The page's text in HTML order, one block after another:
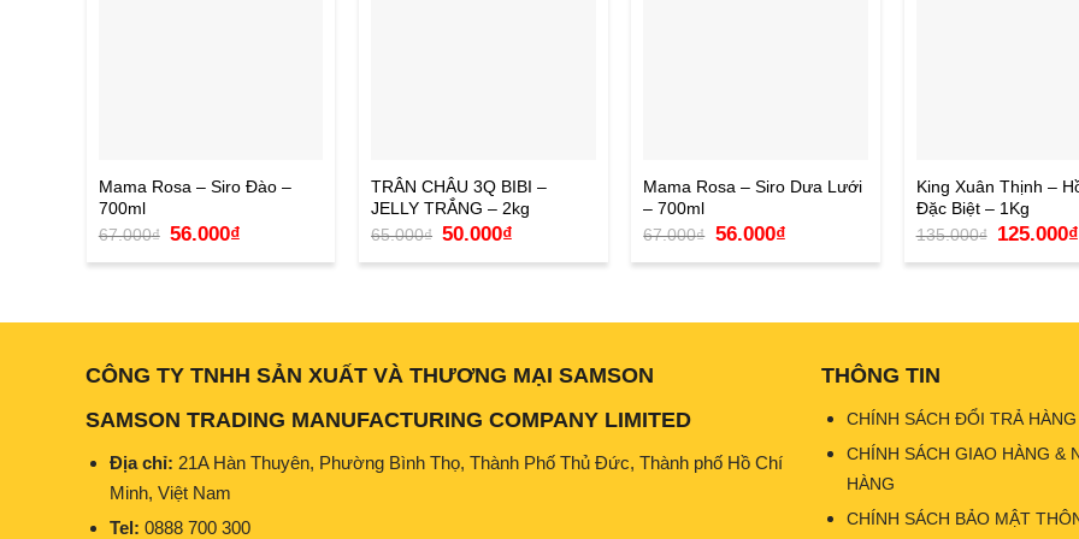
Mama Rosa – Siro Đào –
700ml
67.000₫ Giá
là:
56.000₫
tại
TRÂN CHÂU 3Q BIBI –
JELLY TRẮNG – 2kg
65.000₫ Giá
là:
50.000₫
tại
Mama Rosa – Siro Dưa Lưới
– 700ml
67.000₫
Giá
là:
56.000₫Giá
tại
King Xuân Thịnh –
Đặc Biệt – 1Kg
135.000₫ Giá
là:
125.000₫
CÔNG TY TNHH SẢN XUẤT VÀ THƯƠNG MẠI SAMSON
SAMSON TRADING MANUFACTURING COMPANY LIMITED
Địa chỉ: 21A Hàn Thuyên, Phường Bình Thọ, Thành Phố Thủ Đức, Thành phố Hồ Chí
Minh, Việt Nam
Tel:0888 700 300
THÔNG TIN
CHÍNH SÁCH ĐỔI TRẢ HÀNG
CHÍNH SÁCH GIAO HÀNG &
HÀNG
CHÍNH SÁCH BẢO MẬT